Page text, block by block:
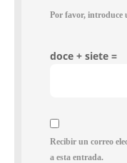
Por favor, introduce
doce + siete =
Recibir un correo
a esta entrada.